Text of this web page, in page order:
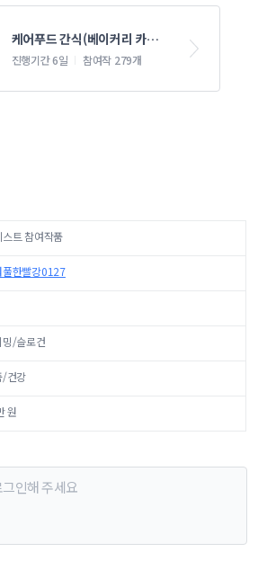
케어푸드 간식(베이커리 카페)
네이밍 콘테스트
진행기간 6일 참여작 279개
스트 참여작품
풀한빨강0127
밍/슬로건
/건강
원